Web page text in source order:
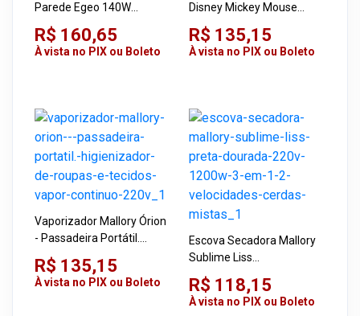
Parede Egeo 140W
Dourado 220V 40cm 15
Pás 2 em 1
R$ 160,65
À vista no PIX ou Boleto
Disney Mickey Mouse
Vermelha 220V 1200W
R$ 135,15
À vista no PIX ou Boleto
Vaporizador Mallory Órion
- Passadeira Portátil.
Higienizador de Roupas e
Tecidos, Vapor Contínuo
220V
R$ 135,15
À vista no PIX ou Boleto
Escova Secadora Mallory
Sublime Liss
Preta/Dourada 220V
1200W 3 em 1 2
Velocidades Cerdas Mistas
R$ 118,15
À vista no PIX ou Boleto